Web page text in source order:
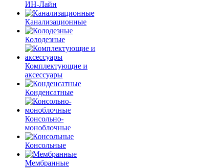
ИН-Лайн
Канализационные
Колодезные
Комплектующие и
аксессуары
Конденсатные
Консольно-
моноблочные
Консольные
Мембранные